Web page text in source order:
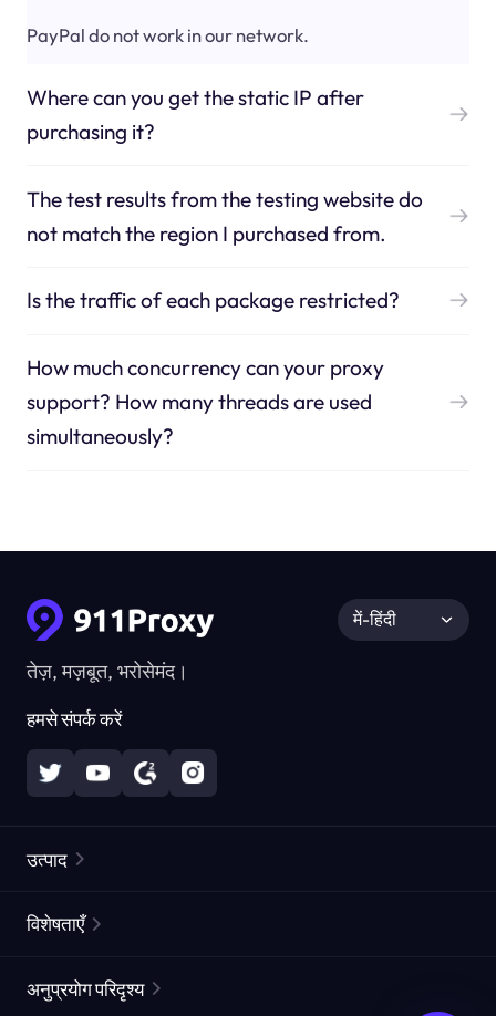
PayPal do not work in our network.
Where can you get the static IP after
purchasing it?
The test results from the testing website do
not match the region I purchased from.
Is the traffic of each package restricted?
How much concurrency can your proxy
support? How many threads are used
simultaneously?
तेज़, मज़बूत, भरोसेमंद।
हमसे संपर्क करें
में-हिंदी
उत्पाद
स्थैतिक रेज़िडेंशियल प्रॉक्सीज़
विशेषताएँ
प्रॉक्सी चेकर
अनुप्रयोग परिदृश्य